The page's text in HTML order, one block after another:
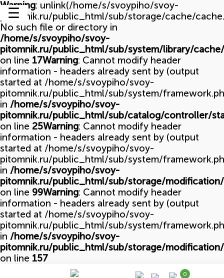
Warning: unlink(/home/s/svoypiho/svoy-
pitomnik.ru/public_html/sub/storage/cache/
No such file or directory in
/home/s/svoypiho/svoy-
pitomnik.ru/public_html/sub/system/library/
on line 17Warning: Cannot modify header
information - headers already sent by (output
started at /home/s/svoypiho/svoy-
pitomnik.ru/public_html/sub/system/
in /home/s/svoypiho/svoy-
pitomnik.ru/public_html/sub/catalog/controller/
on line 25Warning: Cannot modify header
information - headers already sent by (output
started at /home/s/svoypiho/svoy-
pitomnik.ru/public_html/sub/system/
in /home/s/svoypiho/svoy-
pitomnik.ru/public_html/sub/storage/
on line 99Warning: Cannot modify header
information - headers already sent by (output
started at /home/s/svoypiho/svoy-
pitomnik.ru/public_html/sub/system/
in /home/s/svoypiho/svoy-
pitomnik.ru/public_html/sub/storage/
on line 157
0